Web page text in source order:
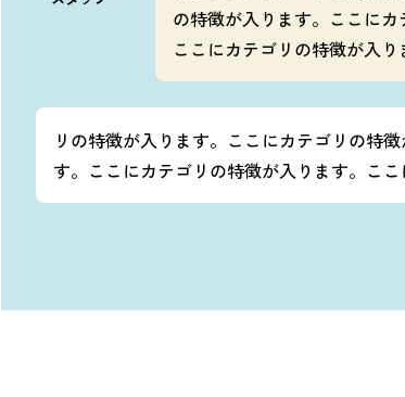
の特徴が入ります。ここに
ここにカテゴリの特徴が入
リの特徴が入ります。ここにカテゴリの特
す。ここにカテゴリの特徴が入ります。こ